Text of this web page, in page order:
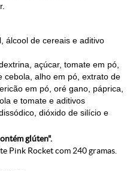
álcool de cereais e aditivo
açúcar, tomate em pó,
cebola, alho em pó, extrato de
em pó, oré gano, páprica,
e tomate e aditivos
dióxido de silício e
glúten".
Pink Rocket com 240 gramas.